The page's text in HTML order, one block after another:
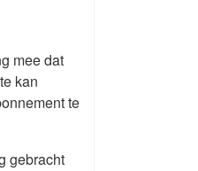
mee dat
kan
te
gebracht